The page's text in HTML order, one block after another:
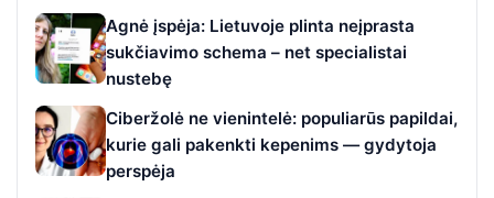
Agnė įspėja: Lietuvoje plinta neįprasta
sukčiavimo schema – net specialistai
nustebę
Ciberžolė ne vienintelė: populiarūs papildai,
kurie gali pakenkti kepenims — gydytoja
perspėja